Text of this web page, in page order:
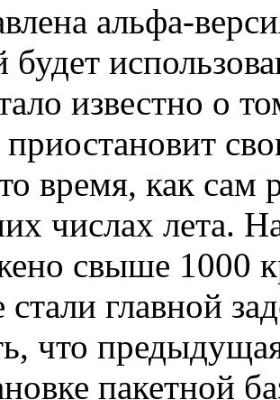
альфа-
будет
известно о
время, как сам
числах лета.
свыше 1000
стали главной
что
пакетной